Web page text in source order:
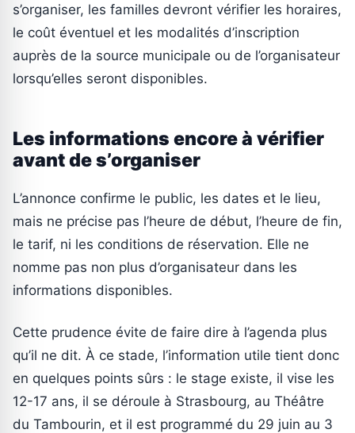
s’organiser, les familles devront vérifier les horaires,
le coût éventuel et les modalités d’inscription
auprès de la source municipale ou de l’organisateur
lorsqu’elles seront disponibles.
Les informations encore à vérifier
avant de s’organiser
L’annonce confirme le public, les dates et le lieu,
mais ne précise pas l’heure de début, l’heure de fin,
le tarif, ni les conditions de réservation. Elle ne
nomme pas non plus d’organisateur dans les
informations disponibles.
Cette prudence évite de faire dire à l’agenda plus
qu’il ne dit. À ce stade, l’information utile tient donc
en quelques points sûrs : le stage existe, il vise les
12-17 ans, il se déroule à Strasbourg, au Théâtre
du Tambourin, et il est programmé du 29 juin au 3